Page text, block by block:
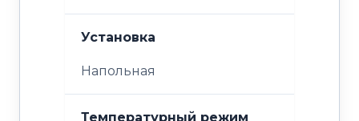
Установка
Напольная
Температурный режим